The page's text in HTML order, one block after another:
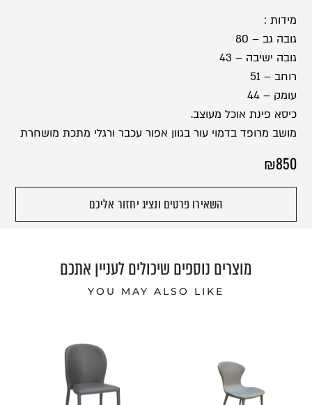
מידות :
גובה גב – 80
גובה ישיבה – 43
רוחב – 51
עומק – 44
כיסא פינת אוכל מעוצב.
מושב מרופד בדמוי עור בגוון אפור עכבר ורגלי מתכת מושחרת
₪850
השאירו פרטים ונציג יחזור אליכם
מוצרים נוספים שיכולים לעניין אתכם
YOU MAY ALSO LIKE